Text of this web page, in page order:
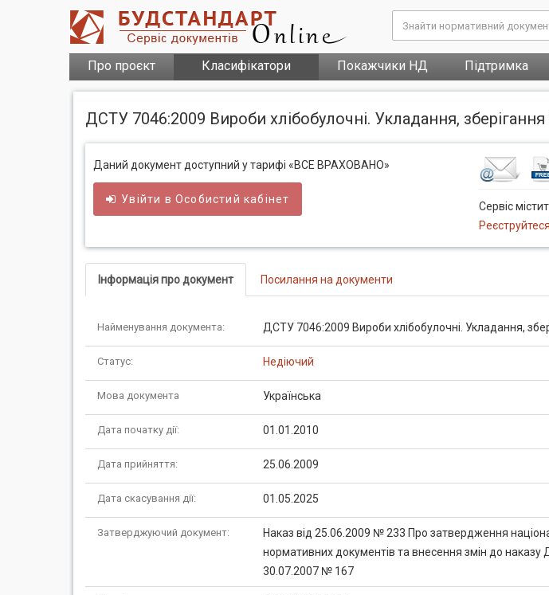
Про проєкт Класифікатори Покажчики НД Підтримка
ДСТУ 7046:2009 Вироби хлібобулочні. Укладання, зберігання
Даний документ доступний у тарифі «ВСЕ ВРАХОВАНО»
Увійти вОсобистий кабінет
Сервіс
Інформація про документ Посилання на документи
Найменування документа: ДСТУ 7046:2009 Вироби хлібобулочні. Укладання,
Статус: Недіючий
Мова документа Українська
Дата початку дії: 01.01.2010
Дата прийняття: 25.06.2009
Дата скасування дії: 01.05.2025
Затверджуючий документ:
Наказ від 25.06.2009 № 233 Про затвердження
нормативних документів та внесення змін до
30.07.2007 № 167